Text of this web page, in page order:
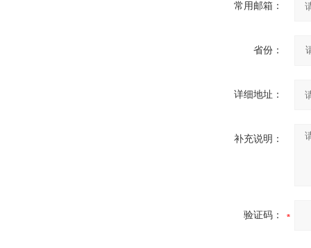
常用邮箱：
省份：
详细地址：
补充说明：
验证码：